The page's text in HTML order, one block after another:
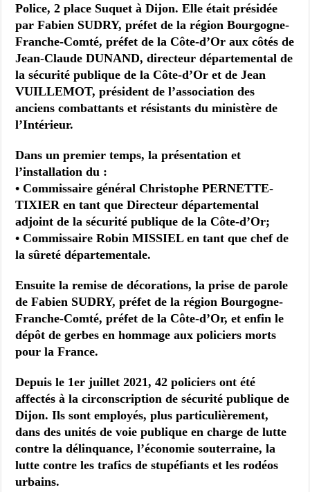
Police, 2 place Suquet à Dijon. Elle était présidée
par Fabien SUDRY, préfet de la région Bourgogne-
Franche-Comté, préfet de la Côte-d’Or aux côtés de
Jean-Claude DUNAND, directeur départemental de
la sécurité publique de la Côte-d’Or et de Jean
VUILLEMOT, président de l’association des
anciens combattants et résistants du ministère de
l’Intérieur.
Dans un premier temps, la présentation et
l’installation du :
• Commissaire général Christophe PERNETTE-
TIXIER en tant que Directeur départemental
adjoint de la sécurité publique de la Côte-d’Or;
• Commissaire Robin MISSIEL en tant que chef de
la sûreté départementale.
Ensuite la remise de décorations, la prise de parole
de Fabien SUDRY, préfet de la région Bourgogne-
Franche-Comté, préfet de la Côte-d’Or, et enfin le
dépôt de gerbes en hommage aux policiers morts
pour la France.
Depuis le 1er juillet 2021, 42 policiers ont été
affectés à la circonscription de sécurité publique de
Dijon. Ils sont employés, plus particulièrement,
dans des unités de voie publique en charge de lutte
contre la délinquance, l’économie souterraine, la
lutte contre les trafics de stupéfiants et les rodéos
urbains.